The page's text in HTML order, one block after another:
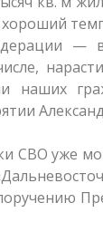
наших
СВО уже